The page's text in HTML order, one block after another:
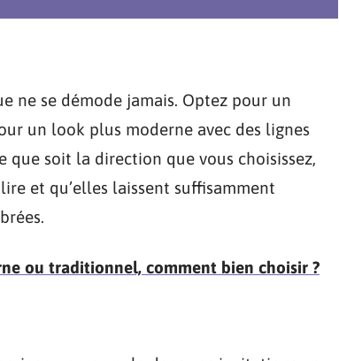
ne se démode jamais. Optez pour un
un look plus moderne avec des lignes
que soit la direction que vous choisissez,
et qu’elles laissent suffisamment
ou traditionnel, comment bien choisir ?